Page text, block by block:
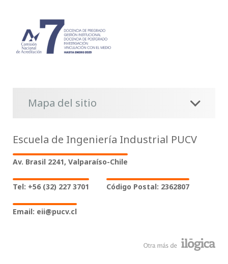
Mapa del sitio
Escuela de Ingeniería Industrial PUCV
Av. Brasil 2241, Valparaíso-Chile
Tel: +56 (32) 227 3701 Código Postal: 2362807
Email: eii@pucv.cl